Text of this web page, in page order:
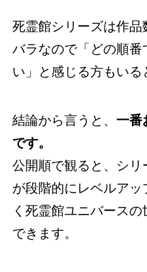
死霊館シリーズは作品
バラなので「どの順
い」と感じる方もいる
結論から言うと、 一番
です。
公開順で観ると、シリ
が段階的にレベルア
く死霊館ユニバース
できます。